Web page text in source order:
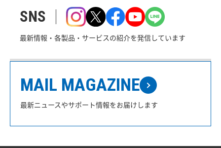
SNS
最新情報・各製品・サービスの紹介を発信しています
MAIL MAGAZINE
最新ニュースやサポート情報をお届けします